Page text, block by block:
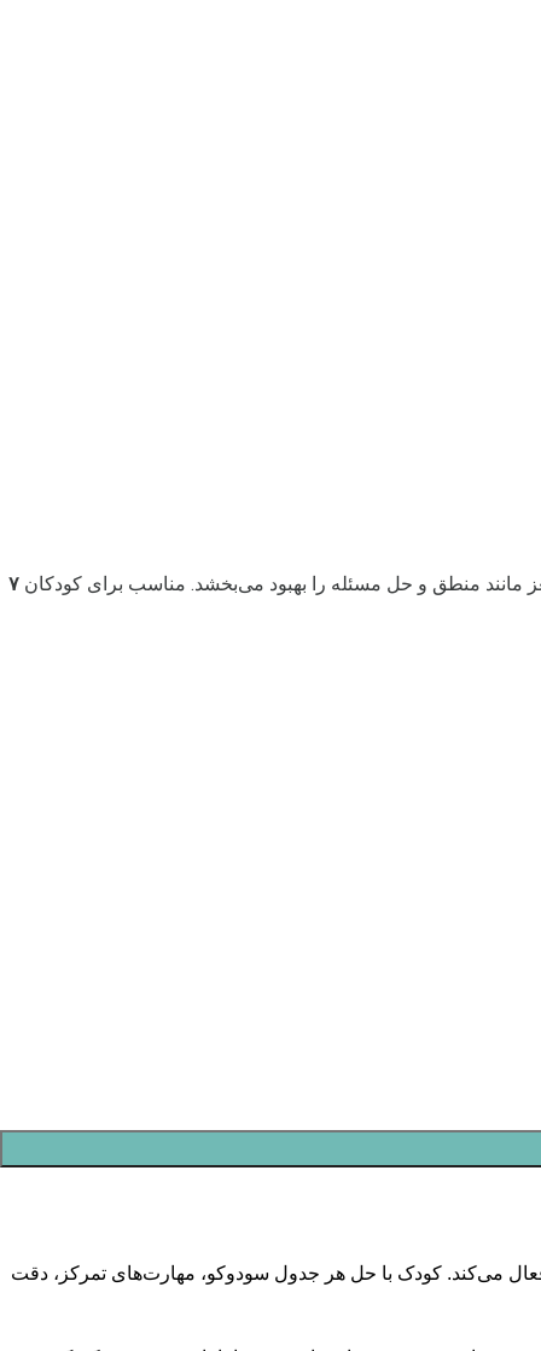
مانند منطق و حل مسئله را بهبود می‌بخشد. مناسب برای کودکان ۷
می‌کند. کودک با حل هر جدول سودوکو، مهارت‌های تمرکز، دقت